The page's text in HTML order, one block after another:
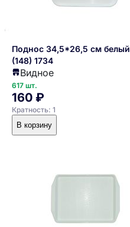
Поднос 34,5*26,5 см белый
(148) 1734
Видное
617 шт.
160 ₽
Кратность: 1
В корзину